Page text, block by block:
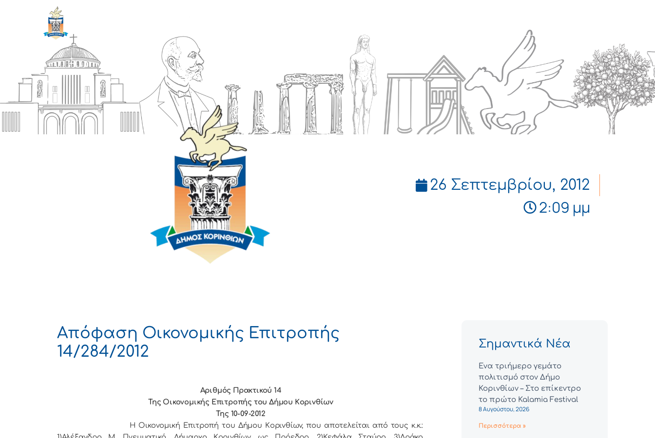
26 Σεπτεμβρίου, 2012
2:09 μμ
Απόφαση Οικονομικής Επιτροπής
14/284/2012
Αριθμός Πρακτικού 14
Της Οικονομικής Επιτρoπής τoυ Δήμoυ Κoριvθίωv
Της 10-09-2012
Η Οικονομική Επιτρoπή τoυ Δήμoυ Κoριvθίωv, πoυ απoτελείται από τoυς κ.κ.:
Σημαντικά Νέα
Ένα τριήμερο γεμάτο
πολιτισμό στον Δήμο
Κορινθίων – Στο επίκεντρο
το πρώτο Kalamia Festival
8 Αυγούστου, 2026
Περισσότερα »